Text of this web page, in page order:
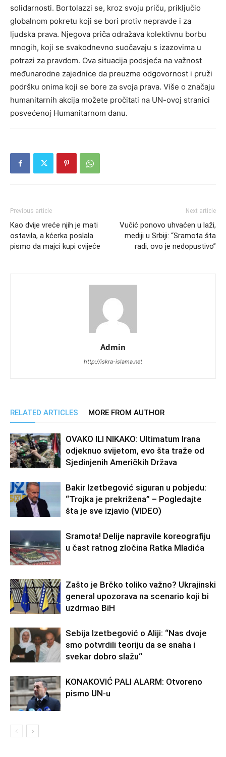
solidarnosti. Bortolazzi se, kroz svoju priču, priključio
globalnom pokretu koji se bori protiv nepravde i za
ljudska prava. Njegova priča odražava kolektivnu borbu
mnogih, koji se svakodnevno suočavaju s izazovima u
potrazi za pravdom. Ova situacija podsjeća na važnost
međunarodne zajednice da preuzme odgovornost i pruži
podršku onima koji se bore za svoja prava. Više o značaju
humanitarnih akcija možete pročitati na UN-ovoj stranici
posvećenoj Humanitarnom danu.
Previous article
Kao dvije vreće njih je mati
ostavila, a kćerka poslala
pismo da majci kupi cvijeće
Next article
Vučić ponovo uhvaćen u laži,
mediji u Srbiji: “Sramota šta
radi, ovo je nedopustivo”
Admin
http://iskra-islama.net
RELATED ARTICLES MORE FROM AUTHOR
OVAKO ILI NIKAKO: Ultimatum Irana
odjeknuo svijetom, evo šta traže od
Sjedinjenih Američkih Država
Bakir Izetbegović siguran u pobjedu:
“Trojka je prekrižena” – Pogledajte
šta je sve izjavio (VIDEO)
Sramota! Delije napravile koreografiju
u čast ratnog zločina Ratka Mladića
Zašto je Brčko toliko važno? Ukrajinski
general upozorava na scenario koji bi
uzdrmao BiH
Sebija Izetbegović o Aliji: “Nas dvoje
smo potvrdili teoriju da se snaha i
svekar dobro slažu“
KONAKOVIĆ PALI ALARM: Otvoreno
pismo UN-u